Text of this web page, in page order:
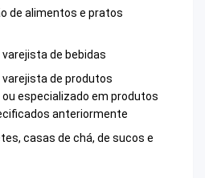
de alimentos e pratos
de bebidas
de produtos
especializado em produtos
anteriormente
casas de chá, de sucos e